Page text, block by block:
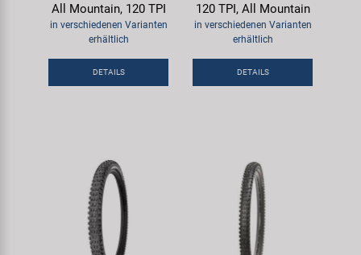
All Mountain, 120 TPI
in verschiedenen Varianten
erhältlich
DETAILS
120 TPI, All Mountain
in verschiedenen Varianten
erhältlich
DETAILS